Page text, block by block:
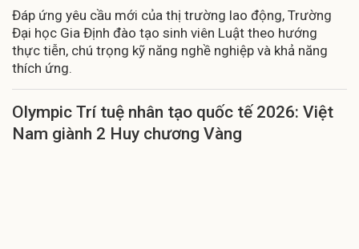
Đáp ứng yêu cầu mới của thị trường lao động, Trường
Đại học Gia Định đào tạo sinh viên Luật theo hướng
thực tiễn, chú trọng kỹ năng nghề nghiệp và khả năng
thích ứng.
Olympic Trí tuệ nhân tạo quốc tế 2026: Việt
Nam giành 2 Huy chương Vàng